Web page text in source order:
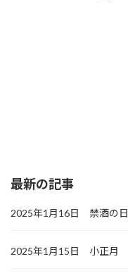
最新の記事
2025年1月16日 禁酒の日
2025年1月15日 小正月